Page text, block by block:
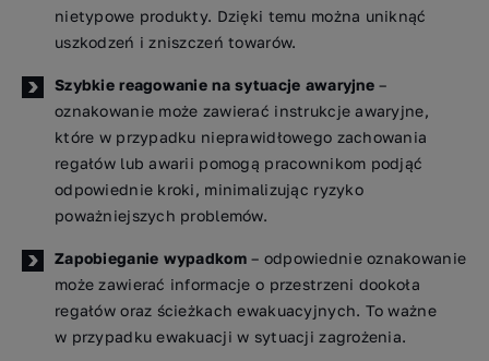
nietypowe produkty. Dzięki temu można uniknąć
uszkodzeń i zniszczeń towarów.
Szybkie reagowanie na sytuacje awaryjne–
oznakowanie może zawierać instrukcje awaryjne,
które w przypadku nieprawidłowego zachowania
regałów lub awarii pomogą pracownikom podjąć
odpowiednie kroki, minimalizując ryzyko
poważniejszych problemów.
Zapobieganie wypadkom– odpowiednie oznakowanie
może zawierać informacje o przestrzeni dookoła
regałów oraz ścieżkach ewakuacyjnych. To ważne
w przypadku ewakuacji w sytuacji zagrożenia.